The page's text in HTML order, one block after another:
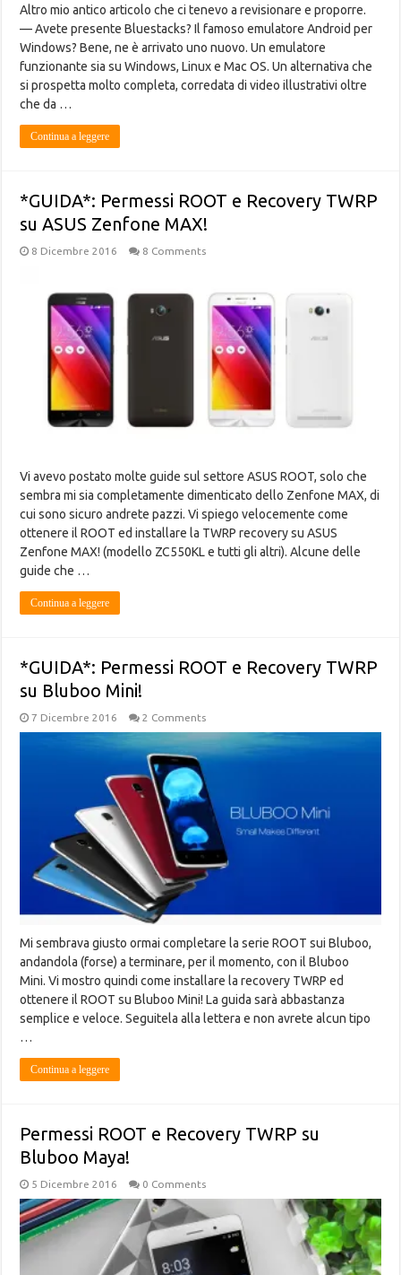
Altro mio antico articolo che ci tenevo a revisionare e proporre.
— Avete presente Bluestacks? Il famoso emulatore Android per
Windows? Bene, ne è arrivato uno nuovo. Un emulatore
funzionante sia su Windows, Linux e Mac OS. Un alternativa che
si prospetta molto completa, corredata di video illustrativi oltre
che da …
Continua a leggere
*GUIDA*: Permessi ROOT e Recovery TWRP
su ASUS Zenfone MAX!
8 Dicembre 2016 8 Comments
Vi avevo postato molte guide sul settore ASUS ROOT, solo che
sembra mi sia completamente dimenticato dello Zenfone MAX, di
cui sono sicuro andrete pazzi. Vi spiego velocemente come
ottenere il ROOT ed installare la TWRP recovery su ASUS
Zenfone MAX! (modello ZC550KL e tutti gli altri). Alcune delle
guide che …
Continua a leggere
*GUIDA*: Permessi ROOT e Recovery TWRP
su Bluboo Mini!
7 Dicembre 2016 2 Comments
Mi sembrava giusto ormai completare la serie ROOT sui Bluboo,
andandola (forse) a terminare, per il momento, con il Bluboo
Mini. Vi mostro quindi come installare la recovery TWRP ed
ottenere il ROOT su Bluboo Mini! La guida sarà abbastanza
semplice e veloce. Seguitela alla lettera e non avrete alcun tipo
…
Continua a leggere
Permessi ROOT e Recovery TWRP su
Bluboo Maya!
5 Dicembre 2016 0 Comments